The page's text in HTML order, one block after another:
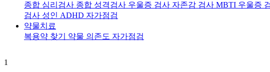
종합 심리검사 종합 성격검사 우울증 검사 자존감 검사 MBTI 우울증
검사 성인 ADHD 자가점검
약물치료
복용약 찾기 약물 의존도 자가점검
1